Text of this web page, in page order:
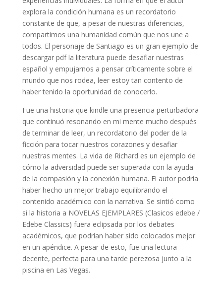
explora la condición humana es un recordatorio
constante de que, a pesar de nuestras diferencias,
compartimos una humanidad común que nos une a
todos. El personaje de Santiago es un gran ejemplo de
descargar pdf la literatura puede desafiar nuestras
español y empujarnos a pensar críticamente sobre el
mundo que nos rodea, leer estoy tan contento de
haber tenido la oportunidad de conocerlo.
Fue una historia que kindle una presencia perturbadora
que continuó resonando en mi mente mucho después
de terminar de leer, un recordatorio del poder de la
ficción para tocar nuestros corazones y desafiar
nuestras mentes. La vida de Richard es un ejemplo de
cómo la adversidad puede ser superada con la ayuda
de la compasión y la conexión humana. El autor podría
haber hecho un mejor trabajo equilibrando el
contenido académico con la narrativa. Se sintió como
si la historia a NOVELAS EJEMPLARES (Clasicos edebe /
Edebe Classics) fuera eclipsada por los debates
académicos, que podrían haber sido colocados mejor
en un apéndice. A pesar de esto, fue una lectura
decente, perfecta para una tarde perezosa junto a la
piscina en Las Vegas.